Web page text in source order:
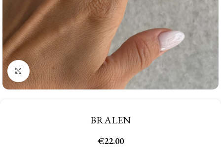
Click to enlarge
BRALEN
€22.00